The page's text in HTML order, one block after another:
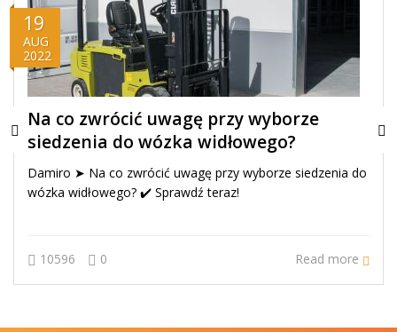
19
AUG
2022
Na co zwrócić uwagę przy wyborze
siedzenia do wózka widłowego?
Damiro ➤ Na co zwrócić uwagę przy wyborze siedzenia do
wózka widłowego? ✔️ Sprawdź teraz!
10596 0 Read more